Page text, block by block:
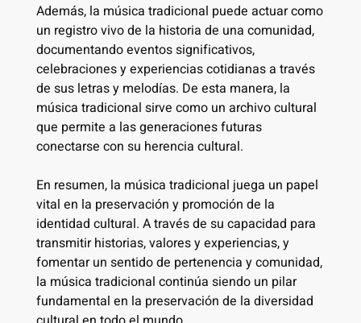
Además, la música tradicional puede actuar como
un registro vivo de la historia de una comunidad,
documentando eventos significativos,
celebraciones y experiencias cotidianas a través
de sus letras y melodías. De esta manera, la
música tradicional sirve como un archivo cultural
que permite a las generaciones futuras
conectarse con su herencia cultural.
En resumen, la música tradicional juega un papel
vital en la preservación y promoción de la
identidad cultural. A través de su capacidad para
transmitir historias, valores y experiencias, y
fomentar un sentido de pertenencia y comunidad,
la música tradicional continúa siendo un pilar
fundamental en la preservación de la diversidad